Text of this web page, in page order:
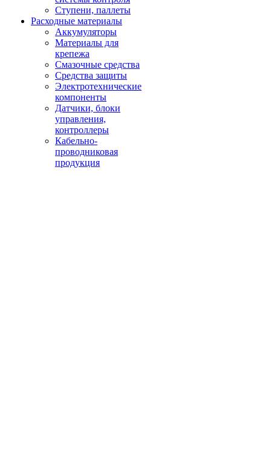
Ступени, паллеты
Расходные материалы
Аккумуляторы
Материалы для
крепежа
Смазочные средства
Средства защиты
Электротехнические
компоненты
Датчики, блоки
управления,
контроллеры
Кабельно-
проводниковая
продукция